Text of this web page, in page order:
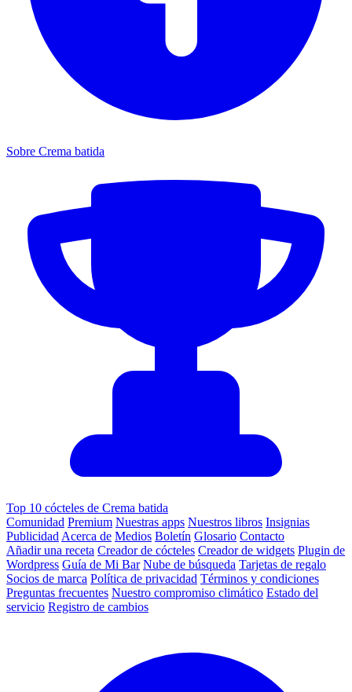
Sobre Crema batida
Top 10 cócteles de Crema batida
Comunidad Premium Nuestras apps Nuestros libros Insignias
Publicidad Acerca de Medios Boletín Glosario Contacto
Añadir una receta Creador de cócteles Creador de widgets Plugin de
Wordpress Guía de Mi Bar Nube de búsqueda Tarjetas de regalo
Socios de marca Política de privacidad Términos y condiciones
Preguntas frecuentes Nuestro compromiso climático Estado del
servicio Registro de cambios